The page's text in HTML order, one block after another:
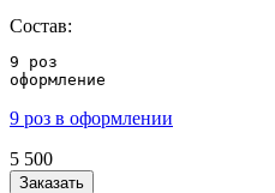
Состав:
9 роз
оформление
9 роз в оформлении
5 500
Заказать